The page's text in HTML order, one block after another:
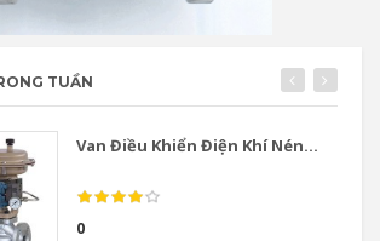
TUẦN
Van Điều Khiển Điện Khí Nén...
0